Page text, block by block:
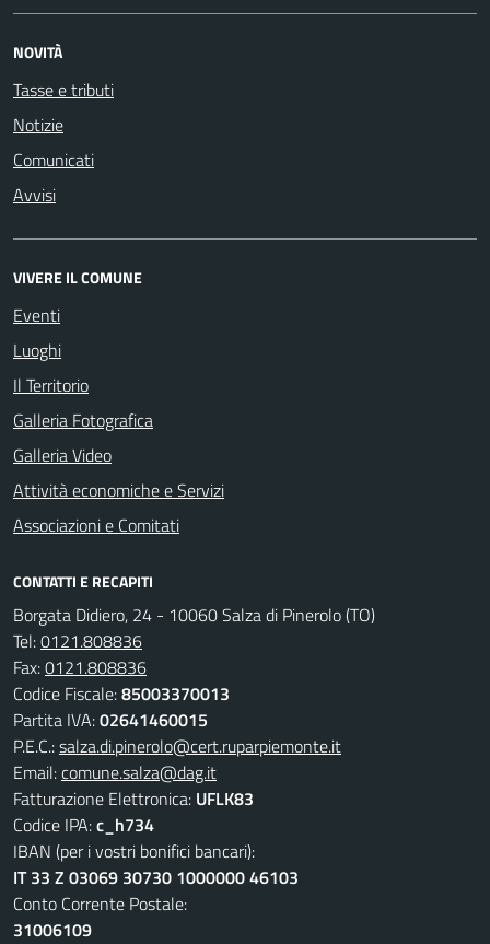
NOVITÀ
Tasse e tributi
Notizie
Comunicati
Avvisi
VIVERE IL COMUNE
Eventi
Luoghi
Il Territorio
Galleria Fotografica
Galleria Video
Attività economiche e Servizi
Associazioni e Comitati
CONTATTI E RECAPITI
Borgata Didiero, 24 - 10060 Salza di Pinerolo (TO)
Tel:0121.808836
Fax:0121.808836
Codice Fiscale:85003370013
Partita IVA:02641460015
P.E.C.:salza.di.pinerolo@cert.ruparpiemonte.it
Email:comune.salza@dag.it
Fatturazione Elettronica: UFLK83
Codice IPA:c_h734
IBAN (per i vostri bonifici bancari):
IT 33 Z 03069 30730 1000000 46103
Conto Corrente Postale:
31006109